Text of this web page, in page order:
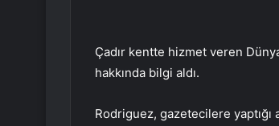
Çadır kentte hizmet veren
hakkında bilgi aldı.
Rodriguez, gazetecilere yaptığı